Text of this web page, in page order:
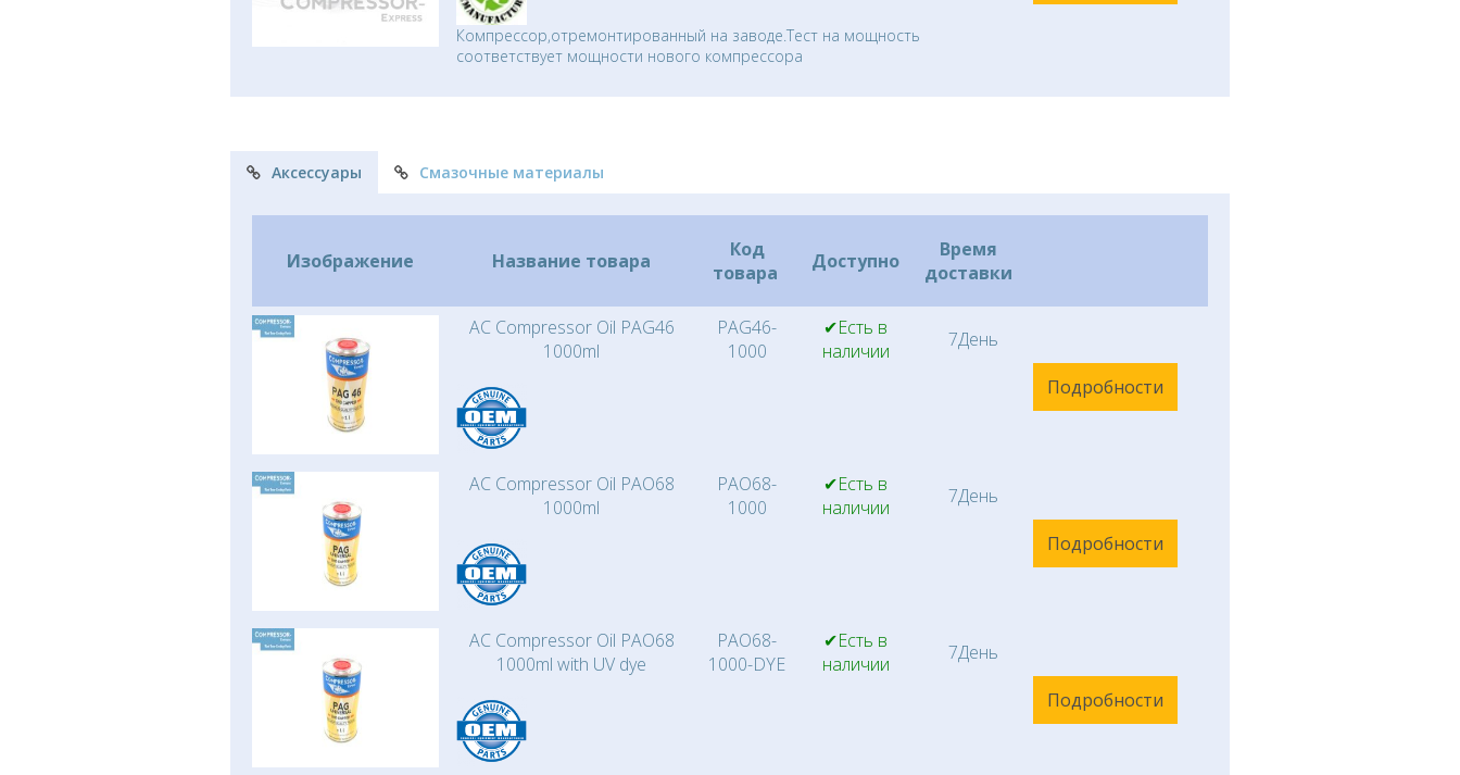
Компрессор,отремонтированный на заводе.Тест на мощность
соответствует мощности нового компрессора
Аксессуары Смазочные материалы
Изображение Название товара
Код
товара
Доступно
Время
доставки
AC Compressor Oil PAG46
1000ml
PAG46-
1000
✔Есть в
наличии
7День
Подробности
AC Compressor Oil PAO68
1000ml
PAO68-
1000
✔Есть в
наличии
7День
Подробности
AC Compressor Oil PAO68
1000ml with UV dye
PAO68-
1000-DYE
✔Есть в
наличии
7День
Подробности